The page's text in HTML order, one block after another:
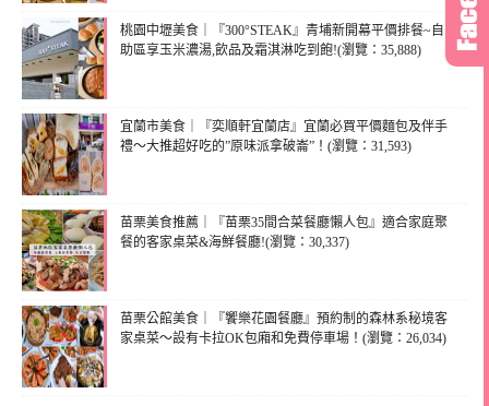
桃園中壢美食｜『300°STEAK』青埔新開幕平價排餐~自
助區享玉米濃湯,飲品及霜淇淋吃到飽!(瀏覽：35,888)
宜蘭市美食｜『奕順軒宜蘭店』宜蘭必買平價麵包及伴手
禮～大推超好吃的”原味派拿破崙”！(瀏覽：31,593)
苗栗美食推薦｜『苗栗35間合菜餐廳懶人包』適合家庭聚
餐的客家桌菜&海鮮餐廳!(瀏覽：30,337)
苗栗公館美食｜『饗樂花園餐廳』預約制的森林系秘境客
家桌菜～設有卡拉OK包廂和免費停車場！(瀏覽：26,034)